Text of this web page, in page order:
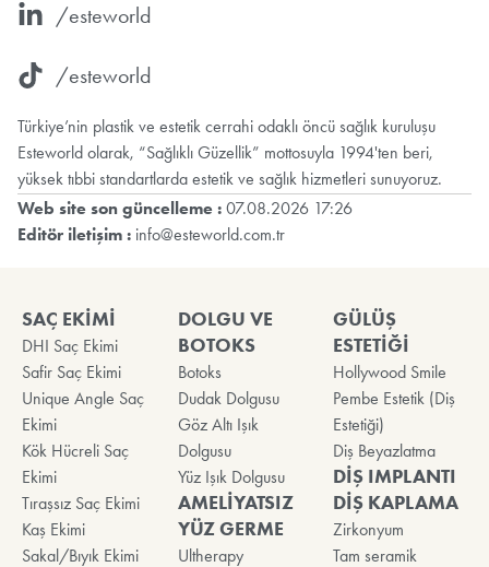
/esteworld
/esteworld
Türkiye’nin plastik ve estetik cerrahi odaklı öncü sağlık kuruluşu
Esteworld olarak, “Sağlıklı Güzellik” mottosuyla 1994'ten beri,
yüksek tıbbi standartlarda estetik ve sağlık hizmetleri sunuyoruz.
Web site son güncelleme : 07.08.2026 17:26
Editör iletişim : info@esteworld.com.tr
SAÇ EKİMİ
DHI Saç Ekimi
Safir Saç Ekimi
Unique Angle Saç
Ekimi
Kök Hücreli Saç
Ekimi
Tıraşsız Saç Ekimi
Kaş Ekimi
Sakal/Bıyık Ekimi
DOLGU VE
BOTOKS
Botoks
Dudak Dolgusu
Göz Altı Işık
Dolgusu
Yüz Işık Dolgusu
AMELİYATSIZ
YÜZ GERME
Ultherapy
GÜLÜŞ
ESTETİĞİ
Hollywood Smile
Pembe Estetik (Diş
Estetiği)
Diş Beyazlatma
DİŞ IMPLANTI
DİŞ KAPLAMA
Zirkonyum
Tam seramik